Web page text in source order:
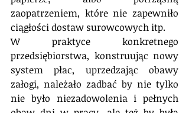
zaopatrzeniem, które nie zapewniło
ciągłości dostaw surowcowych itp.
W praktyce konkretnego
przedsiębiorstwa, konstruując nowy
system płac, uprzedzając obawy
załogi, należało zadbać by nie tylko
nie było niezadowolenia i pełnych